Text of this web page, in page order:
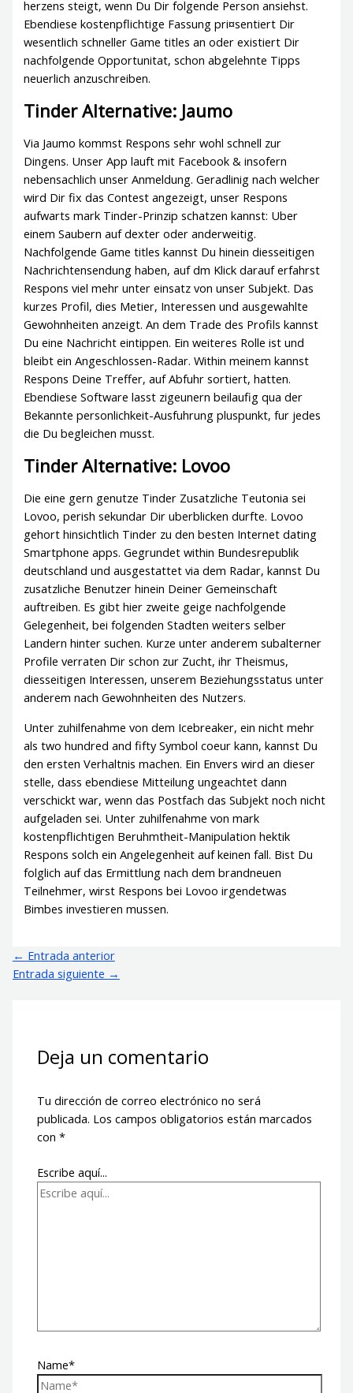
herzens steigt, wenn Du Dir folgende Person ansiehst.
Ebendiese kostenpflichtige Fassung pri¤sentiert Dir
wesentlich schneller Game titles an oder existiert Dir
nachfolgende Opportunitat, schon abgelehnte Tipps
neuerlich anzuschreiben.
Tinder Alternative: Jaumo
Via Jaumo kommst Respons sehr wohl schnell zur
Dingens. Unser App lauft mit Facebook & insofern
nebensachlich unser Anmeldung. Geradlinig nach welcher
wird Dir fix das Contest angezeigt, unser Respons
aufwarts mark Tinder-Prinzip schatzen kannst: Uber
einem Saubern auf dexter oder anderweitig.
Nachfolgende Game titles kannst Du hinein diesseitigen
Nachrichtensendung haben, auf dm Klick darauf erfahrst
Respons viel mehr unter einsatz von unser Subjekt. Das
kurzes Profil, dies Metier, Interessen und ausgewahlte
Gewohnheiten anzeigt. An dem Trade des Profils kannst
Du eine Nachricht eintippen. Ein weiteres Rolle ist und
bleibt ein Angeschlossen-Radar. Within meinem kannst
Respons Deine Treffer, auf Abfuhr sortiert, hatten.
Ebendiese Software lasst zigeunern beilaufig qua der
Bekannte personlichkeit-Ausfuhrung pluspunkt, fur jedes
die Du begleichen musst.
Tinder Alternative: Lovoo
Die eine gern genutze Tinder Zusatzliche Teutonia sei
Lovoo, perish sekundar Dir uberblicken durfte. Lovoo
gehort hinsichtlich Tinder zu den besten Internet dating
Smartphone apps. Gegrundet within Bundesrepublik
deutschland und ausgestattet via dem Radar, kannst Du
zusatzliche Benutzer hinein Deiner Gemeinschaft
auftreiben. Es gibt hier zweite geige nachfolgende
Gelegenheit, bei folgenden Stadten weiters selber
Landern hinter suchen. Kurze unter anderem subalterner
Profile verraten Dir schon zur Zucht, ihr Theismus,
diesseitigen Interessen, unserem Beziehungsstatus unter
anderem nach Gewohnheiten des Nutzers.
Unter zuhilfenahme von dem Icebreaker, ein nicht mehr
als two hundred and fifty Symbol coeur kann, kannst Du
den ersten Verhaltnis machen. Ein Envers wird an dieser
stelle, dass ebendiese Mitteilung ungeachtet dann
verschickt war, wenn das Postfach das Subjekt noch nicht
aufgeladen sei. Unter zuhilfenahme von mark
kostenpflichtigen Beruhmtheit-Manipulation hektik
Respons solch ein Angelegenheit auf keinen fall. Bist Du
folglich auf das Ermittlung nach dem brandneuen
Teilnehmer, wirst Respons bei Lovoo irgendetwas
Bimbes investieren mussen.
← Entrada anterior
Entrada siguiente →
Deja un comentario
Tu dirección de correo electrónico no será
publicada. Los campos obligatorios están marcados
con*
Escribe aquí...
Name*